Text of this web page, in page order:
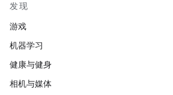
发现
游戏
机器学习
健康与健身
相机与媒体